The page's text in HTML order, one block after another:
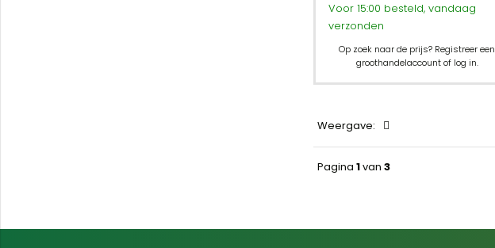
Voor 15:00 besteld, vandaag
verzonden
Op zoek naar de prijs? Registreer een
groothandelaccount of log in.
Weergave:
Pagina 1van 3